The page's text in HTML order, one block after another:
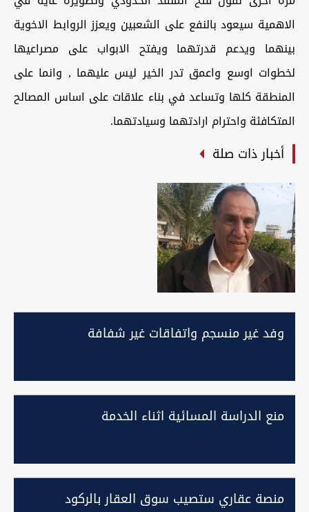
الاهمية سيعود بالنفع على الشعبين ويعزز الروابط الاخوية
بينهما ويدعم قدرتهما ويفتح الابواب على مصراعيها
لخطوات اوسع واعمق تدر الخير ليس عليهما , وانما على
المنطقة كلها وتساعد في بناء علاقات على اساس المصالح
المتكافئة واحترام ارادتهما وسيادتهما.
أخبار ذات صلة
وفد غير منسجم واتفاقات غير شفافة
منع الدراسة المسائية اثناء الخدمة
منصة عقاري ستصيب سوق العقار بالركود